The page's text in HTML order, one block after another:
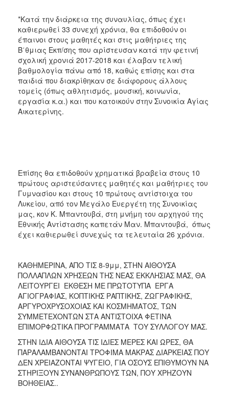
*Κατά την διάρκεια της συναυλίας, όπως έχει
καθιερωθεί 33 συνεχή χρόνια, θα επιδοθούν οι
έπαινοι στους μαθητές και στις μαθήτριες της
Β΄θμιας Εκπ/σης που αρίστευσαν κατά την φετινή
σχολική χρονιά 2017-2018 και έλαβαν τελική
βαθμολογία πάνω από 18, καθώς επίσης και στα
παιδιά που διακρίθηκαν σε διάφορους άλλους
τομείς (όπως αθλητισμός, μουσική, κοινωνία,
εργασία κ.α.) και που κατοικούν στην Συνοικία Αγίας
Αικατερίνης.
Επίσης θα επιδοθούν χρηματικά βραβεία στους 10
πρώτους αριστεύσαντες μαθητές και μαθήτριες του
Γυμνασίου και στους 10 πρώτους αντίστοιχα του
Λυκείου, από τον Μεγάλο Ευεργέτη της Συνοικίας
μας, κον Κ. Μπαντουβά, στη μνήμη του αρχηγού της
Εθνικής Αντίστασης καπετάν Μαν. Μπαντουβά, όπως
έχει καθιερωθεί συνεχώς τα τελευταία 26 χρόνια.
ΚΑΘΗΜΕΡΙΝΑ, ΑΠΟ ΤΙΣ 8-9μμ, ΣΤΗΝ ΑΙΘΟΥΣΑ
ΠΟΛΛΑΠΛΩΝ ΧΡΗΣΕΩΝ ΤΗΣ ΝΕΑΣ ΕΚΚΛΗΣΙΑΣ ΜΑΣ, ΘΑ
ΛΕΙΤΟΥΡΓΕΙ ΕΚΘΕΣΗ ΜΕ ΠΡΩΤΟΤΥΠΑ ΕΡΓΑ
ΑΓΙΟΓΡΑΦΙΑΣ, ΚΟΠΤΙΚΗΣ ΡΑΠΤΙΚΗΣ, ΖΩΓΡΑΦΙΚΗΣ,
ΑΡΓΥΡΟΧΡΥΣΟΧΟΙΑΣ ΚΑΙ ΚΟΣΜΗΜΑΤΟΣ, ΤΩΝ
ΣΥΜΜΕΤΕΧΟΝΤΩΝ ΣΤΑ ΑΝΤΙΣΤΟΙΧΑ ΦΕΤΙΝΑ
ΕΠΙΜΟΡΦΩΤΙΚΑ ΠΡΟΓΡΑΜΜΑΤΑ ΤΟΥ ΣΥΛΛΟΓΟΥ ΜΑΣ.
ΣΤΗΝ ΙΔΙΑ ΑΙΘΟΥΣΑ ΤΙΣ ΙΔΙΕΣ ΜΕΡΕΣ ΚΑΙ ΩΡΕΣ, ΘΑ
ΠΑΡΑΛΑΜΒΑΝΟΝΤΑΙ ΤΡΟΦΙΜΑ ΜΑΚΡΑΣ ΔΙΑΡΚΕΙΑΣ ΠΟΥ
ΔΕΝ ΧΡΕΙΑΖΟΝΤΑΙ ΨΥΓΕΙΟ, ΓΙΑ ΟΣΟΥΣ ΕΠΙΘΥΜΟΥΝ ΝΑ
ΣΤΗΡΙΞΟΥΝ ΣΥΝΑΝΘΡΩΠΟΥΣ ΤΩΝ, ΠΟΥ ΧΡΗΖΟΥΝ
ΒΟΗΘΕΙΑΣ..